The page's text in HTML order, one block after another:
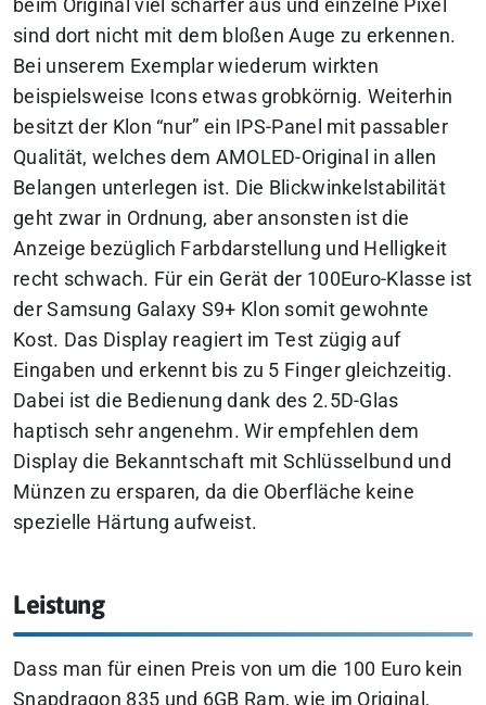
beim Original viel schärfer aus und einzelne Pixel
sind dort nicht mit dem bloßen Auge zu erkennen.
Bei unserem Exemplar wiederum wirkten
beispielsweise Icons etwas grobkörnig. Weiterhin
besitzt der Klon “nur” ein IPS-Panel mit passabler
Qualität, welches dem AMOLED-Original in allen
Belangen unterlegen ist. Die Blickwinkelstabilität
geht zwar in Ordnung, aber ansonsten ist die
Anzeige bezüglich Farbdarstellung und Helligkeit
recht schwach. Für ein Gerät der 100Euro-Klasse ist
der Samsung Galaxy S9+ Klon somit gewohnte
Kost. Das Display reagiert im Test zügig auf
Eingaben und erkennt bis zu 5 Finger gleichzeitig.
Dabei ist die Bedienung dank des 2.5D-Glas
haptisch sehr angenehm. Wir empfehlen dem
Display die Bekanntschaft mit Schlüsselbund und
Münzen zu ersparen, da die Oberfläche keine
spezielle Härtung aufweist.
Leistung
Dass man für einen Preis von um die 100 Euro kein
Snapdragon 835 und 6GB Ram, wie im Original,